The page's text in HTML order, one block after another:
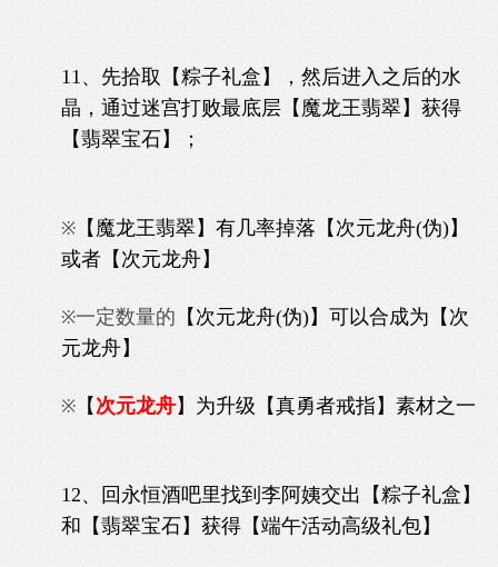
11、先拾取【粽子礼盒】，然后进入之后的水
晶，通过迷宫打败最底层【魔龙王翡翠】获得
【翡翠宝石】；
※ 【魔龙王翡翠】有几率掉落【 次元龙舟(伪)】
或者【 次元龙舟】
※一定数量的 【 次元龙舟(伪)】可以合成为 【 次
元龙舟】
※ 【 次元龙舟】为升级【真勇者戒指】素材之一
12、回永恒酒吧里找到李阿姨交出【粽子礼盒】
和 【翡翠宝石】 获得【端午活动高级礼包】